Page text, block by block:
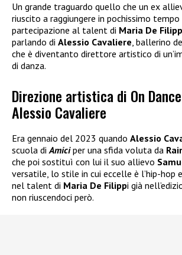
Un grande traguardo quello che un ex
riuscito a raggiungere in pochissimo
partecipazione al talent di Maria De
parlando di Alessio Cavaliere, ballerino
che è diventanto direttore artistico di
di danza.
Direzione artistica di On
Alessio Cavaliere
Era gennaio del 2023 quando Alessio
scuola di Amiciper una sfida voluta da
che poi sostituì con lui il suo allievo
versatile, lo stile in cui eccelle è l’hip-hop
nel talent di Maria De Filippi già
non riuscendoci però.